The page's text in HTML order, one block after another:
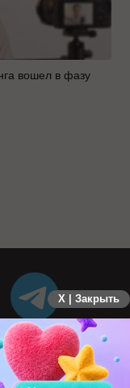
вошел в фазу
X | Закрыть
ВЕРСИЮ
2026